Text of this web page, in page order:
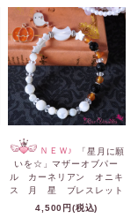
ＮＥＷ♪
「星月に願
いを☆」マザーオブパー
ル カーネリアン オニキ
ス 月 星 ブレスレット
4,500円(税込)